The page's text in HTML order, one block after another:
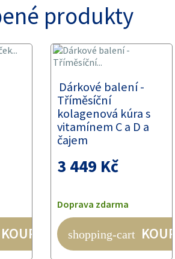
produkty
KOUPIT
Dárkové balení -
Tříměsíční
kolagenová kúra s
vitamínem C a D a
čajem
3 449 Kč
Doprava zdarma
shopping-cart